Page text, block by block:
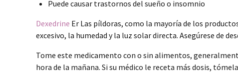
Puede causar trastornos del sueño o insomnio
Dexedrine Er Las píldoras, como la mayoría de los
excesivo, la humedad y la luz solar directa. Asegúrese de
Tome este medicamento con o sin alimentos,
hora de la mañana. Si su médico le receta más dosis,